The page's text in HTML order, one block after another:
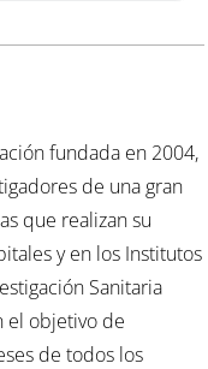
fundada en 2004,
de una gran
que realizan su
y en los Institutos
Sanitaria
el objetivo de
de todos los